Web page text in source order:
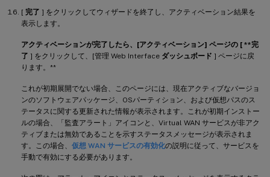
[ 完了 ] をクリックしてウィザードを終了し、アクティベーション結果を
表示します。
アクティベーションが完了したら、[アクティベーション] ページの [ **完
了 ] をクリックして、[管理 Web Interface ダッシュボード ] ページに戻
ります。**
これが初期展開でない場合、このページには、現在アクティブなバージョ
ンのソフトウェアパッケージ、OSパーティション、および仮想パスのス
テータスに関する更新された情報が表示されます。これが初期インストー
ルの場合、「監査アラート」アイコンと、Virtual WAN サービスが非アク
ティブまたは無効であることを示すステータスメッセージが表示されま
す。この場合、 仮想 WAN サービスの有効化の説明に従って、サービスを
手動で有効にする必要があります。